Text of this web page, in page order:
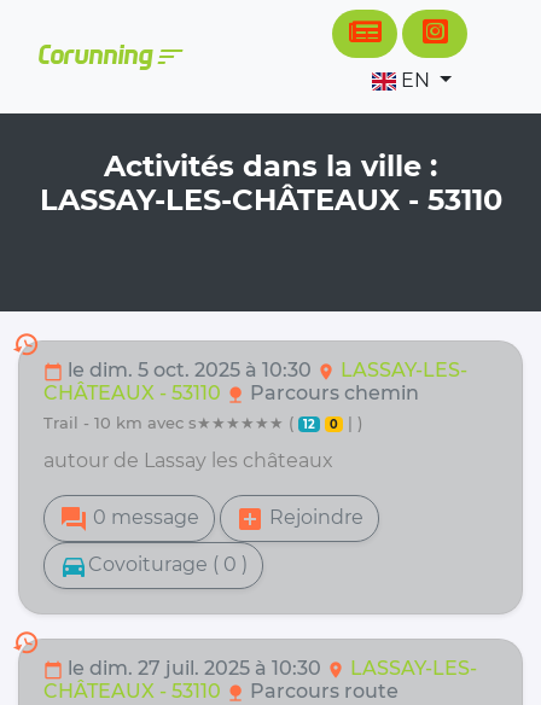
Corunningsort
EN
Activités dans la ville :
LASSAY-LES-CHÂTEAUX - 53110
history
calendar_today le dim. 5 oct. 2025 à 10:30 location_on LASSAY-LES-
CHÂTEAUX - 53110 nature Parcours chemin
trail - 10 km avec s★★★★★★ ( 12 0 | )
autour de Lassay les châteaux
forum 0 message add_box Rejoindre
directions_car Covoiturage ( 0 )
history
calendar_today le dim. 27 juil. 2025 à 10:30 location_on LASSAY-LES-
CHÂTEAUX - 53110 nature Parcours route